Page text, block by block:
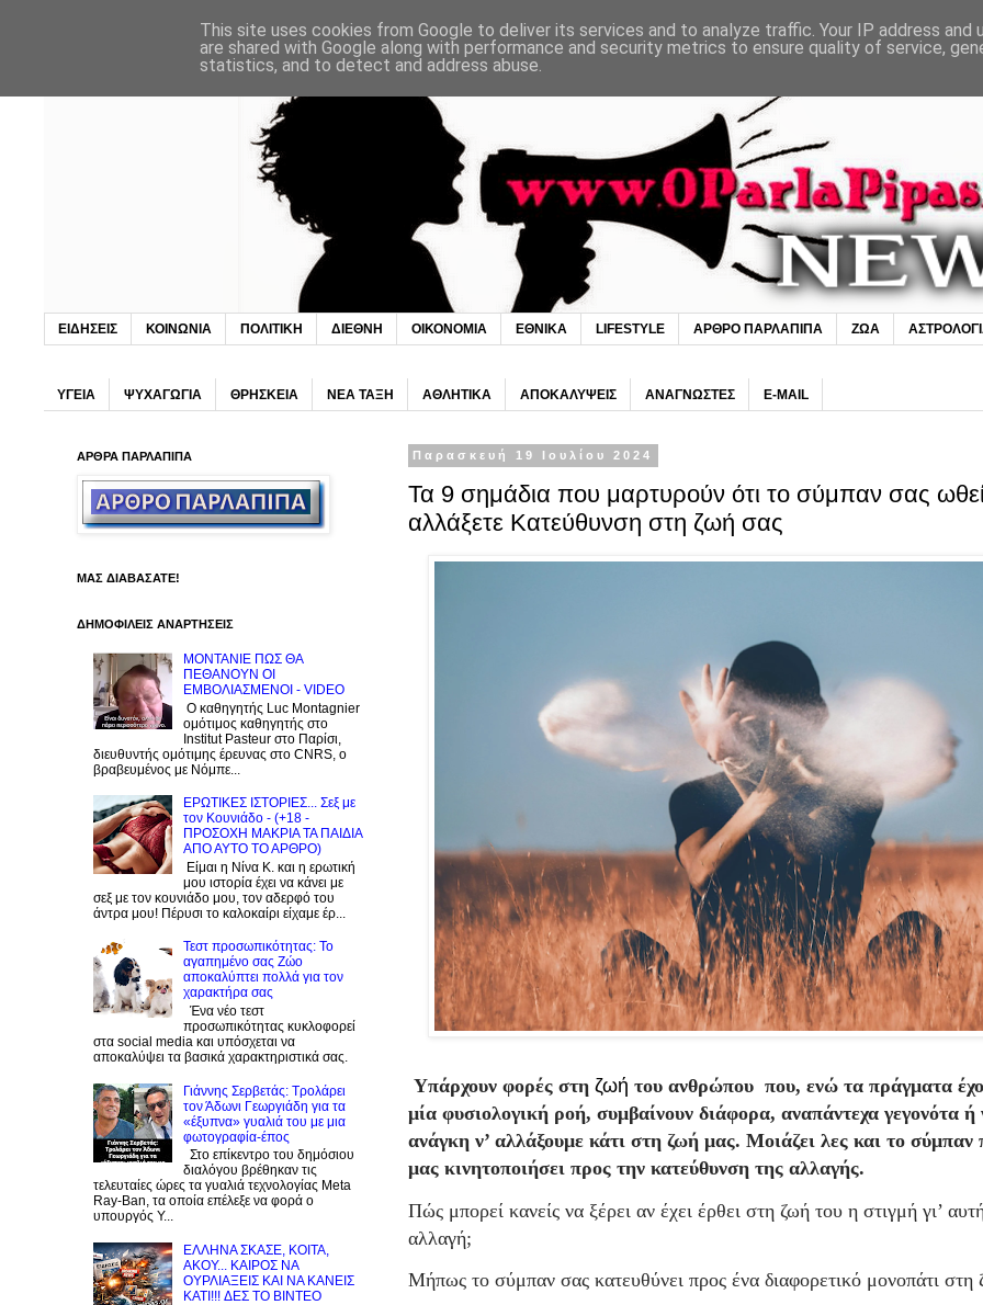
ΕΙΔΗΣΕΙΣ ΚΟΙΝΩΝΙΑ ΠΟΛΙΤΙΚΗ ΔΙΕΘΝΗ ΟΙΚΟΝΟΜΙΑ ΕΘΝΙΚΑ LIFESTYLE ΑΡΘΡΟ ΠΑΡΛΑΠΙΠΑ ΖΩΑ
ΥΓΕΙΑ ΨΥΧΑΓΩΓΙΑ ΘΡΗΣΚΕΙΑ ΝΕΑ ΤΑΞΗ ΑΘΛΗΤΙΚΑ ΑΠΟΚΑΛΥΨΕΙΣ ΑΝΑΓΝΩΣΤΕΣ E-MAIL
Παρασκευή 19 Ιουλίου 2024
Τα 9 σημάδια που μαρτυρούν ότι το σύμπαν σας
αλλάξετε Kατεύθυνση στη ζωή σας
Υπάρχουν φορές στη ζωή του ανθρώπου που, ενώ τα πράγματα
μία φυσιολογική ροή, συμβαίνουν διάφορα, αναπάντεχα γεγονότα ή
ανάγκη ν’ αλλάξουμε κάτι στη ζωή μας. Μοιάζει λες και το σύμπαν
μας κινητοποιήσει προς την κατεύθυνση της αλλαγής.
Πώς μπορεί κανείς να ξέρει αν έχει έρθει στη ζωή του η στιγμή γι’
αλλαγή;
Μήπως το σύμπαν σας κατευθύνει προς ένα διαφορετικό μονοπάτι στη
ΑΡΘΡΑ ΠΑΡΛΑΠΙΠΑ
ΜΑΣ ΔΙΑΒΑΣΑΤΕ!
ΔΗΜΟΦΙΛΕΙΣ ΑΝΑΡΤΗΣΕΙΣ
ΜΟΝΤΑΝΙΕ ΠΩΣ ΘΑ
ΠΕΘΑΝΟΥΝ ΟΙ
ΕΜΒΟΛΙΑΣΜΕΝΟΙ - VIDEO
Ο καθηγητής Luc Montagnier
ομότιμος καθηγητής στο
Institut Pasteur στο Παρίσι,
διευθυντής ομότιμης έρευνας στο CNRS, o
βραβευμένος με Νόμπε...
ΕΡΩΤΙΚΕΣ ΙΣΤΟΡΙΕΣ... Σεξ με
τον Kουνιάδο - (+18 -
ΠΡΟΣΟΧΗ ΜΑΚΡΙΑ ΤΑ ΠΑΙΔΙΑ
ΑΠΟ ΑΥΤΟ ΤΟ ΑΡΘΡΟ)
Είμαι η Νίνα Κ. και η ερωτική
μου ιστορία έχει να κάνει με
σεξ με τον κουνιάδο μου, τον αδερφό του
άντρα μου! Πέρυσι το καλοκαίρι είχαμε έρ...
Τεστ προσωπικότητας: Το
αγαπημένο σας Zώο
αποκαλύπτει πολλά για τον
χαρακτήρα σας
Ένα νέο τεστ
προσωπικότητας κυκλοφορεί
στα social media και υπόσχεται να
αποκαλύψει τα βασικά χαρακτηριστικά σας.
Γιάννης Σερβετάς: Τρολάρει
τον Άδωνι Γεωργιάδη για τα
«έξυπνα» γυαλιά του με μια
φωτογραφία-έπος
Στο επίκεντρο του δημόσιου
διαλόγου βρέθηκαν τις
τελευταίες ώρες τα γυαλιά τεχνολογίας Meta
Ray-Ban, τα οποία επέλεξε να φορά ο
υπουργός Υ...
EΛΛΗΝΑ ΣΚΑΣΕ, ΚΟΙΤΑ,
ΑΚΟΥ... ΚΑΙΡΟΣ ΝΑ
ΟΥΡΛIAΞΕΙΣ ΚΑΙ ΝΑ ΚΑΝΕΙΣ
KATI!!! ΔΕΣ TO BINTEO
This site uses cookies from Google to deliver its services and to analyze traffic. Your IP address and
are shared with Google along with performance and security metrics to ensure quality of service,
statistics, and to detect and address abuse.